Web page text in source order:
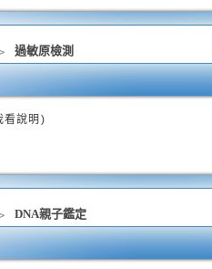
﹥ 過敏原檢測
看說明)
﹥ DNA親子鑑定